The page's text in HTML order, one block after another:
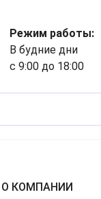
Режим работы:
В будние дни
с 9:00 до 18:00
О КОМПАНИИ